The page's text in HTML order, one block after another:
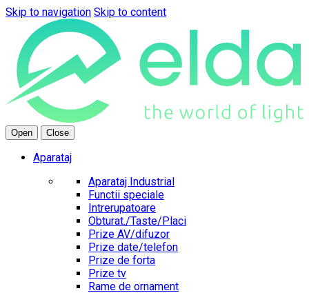
Skip to navigation Skip to content
Open Close
Aparataj
Aparataj Industrial
Functii speciale
Intrerupatoare
Obturat./Taste/Placi
Prize AV/difuzor
Prize date/telefon
Prize de forta
Prize tv
Rame de ornament